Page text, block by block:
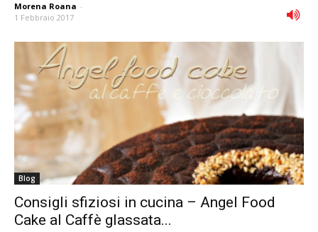
Morena Roana -
1 Febbraio 2017
Blog
Consigli sfiziosi in cucina – Angel Food
Cake al Caffè glassata...